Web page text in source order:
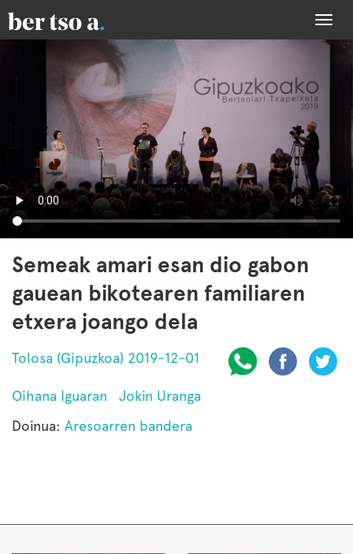
Semeak amari esan dio gabon
gauean bikotearen familiaren
etxera joango dela
Tolosa (Gipuzkoa) 2019-12-01
Oihana Iguaran
Jokin Uranga
Doinua: Aresoarren bandera